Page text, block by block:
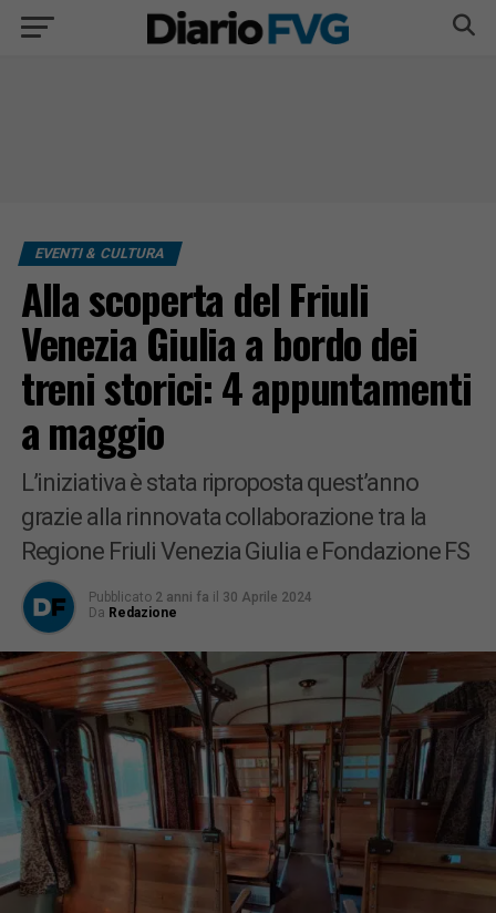
EVENTI & CULTURA
Alla scoperta del Friuli
Venezia Giulia a bordo dei
treni storici: 4 appuntamenti
a maggio
L’iniziativa è stata riproposta quest’anno
grazie alla rinnovata collaborazione tra la
Regione Friuli Venezia Giulia e Fondazione FS
Pubblicato 2 anni fa il 30 Aprile 2024
Da Redazione